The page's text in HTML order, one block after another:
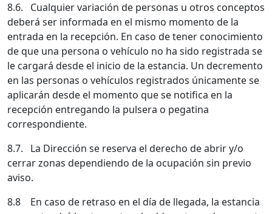
8.6. Cualquier variación de personas u otros conceptos
deberá ser informada en el mismo momento de la
entrada en la recepción. En caso de tener conocimiento
de que una persona o vehículo no ha sido registrada se
le cargará desde el inicio de la estancia. Un decremento
en las personas o vehículos registrados únicamente se
aplicarán desde el momento que se notifica en la
recepción entregando la pulsera o pegatina
correspondiente.
8.7. La Dirección se reserva el derecho de abrir y/o
cerrar zonas dependiendo de la ocupación sin previo
aviso.
8.8 En caso de retraso en el día de llegada, la estancia